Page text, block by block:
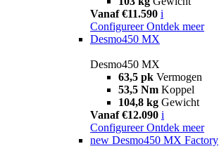
Vanaf €11.590 i
Configureer Ontdek meer
Desmo450 MX
Desmo450 MX
63,5 pk Vermogen
53,5 Nm Koppel
104,8 kg Gewicht
Vanaf €12.090 i
Configureer Ontdek meer
new Desmo450 MX Factory